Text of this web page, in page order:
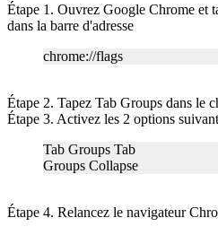
Étape 1. Ouvrez Google Chrome et
dans la barre d'adresse
chrome://flags
Étape 2. Tapez Tab Groups dans le
Étape 3. Activez les 2 options
Tab Groups Tab
Groups Collapse
Étape 4. Relancez le navigateur